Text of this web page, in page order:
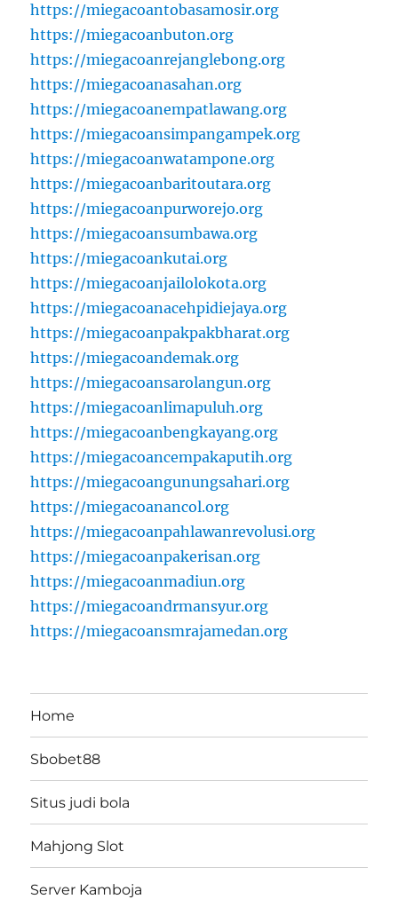
https://miegacoantobasamosir.org
https://miegacoanbuton.org
https://miegacoanrejanglebong.org
https://miegacoanasahan.org
https://miegacoanempatlawang.org
https://miegacoansimpangampek.org
https://miegacoanwatampone.org
https://miegacoanbaritoutara.org
https://miegacoanpurworejo.org
https://miegacoansumbawa.org
https://miegacoankutai.org
https://miegacoanjailolokota.org
https://miegacoanacehpidiejaya.org
https://miegacoanpakpakbharat.org
https://miegacoandemak.org
https://miegacoansarolangun.org
https://miegacoanlimapuluh.org
https://miegacoanbengkayang.org
https://miegacoancempakaputih.org
https://miegacoangunungsahari.org
https://miegacoanancol.org
https://miegacoanpahlawanrevolusi.org
https://miegacoanpakerisan.org
https://miegacoanmadiun.org
https://miegacoandrmansyur.org
https://miegacoansmrajamedan.org
Home
Sbobet88
Situs judi bola
Mahjong Slot
Server Kamboja